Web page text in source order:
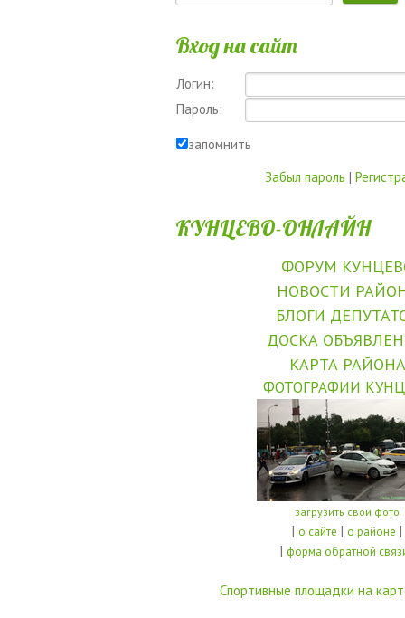
Вход на сайт
Логин:
Пароль:
запомнить
Забыл пароль |
КУНЦЕВО-ОНЛАЙН
ФОРУМ
НОВОСТИ
БЛОГИ
ДОСКА
КАРТА РАЙОНА
ФОТОГРАФИИ
загрузить свои фото
| о сайте | о районе |
| форма обратной
Спортивные площадки на